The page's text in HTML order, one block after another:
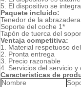
5. El dispositivo se
Paquete incluido:
Tenedor de la
Soporte del coche 1*
Tapón de tuerca del
Ventaja competitiva:
1. Material respetuoso
2. Pronta entrega
3. Precio razonable
4. Servicios del servicio
Características de
Nombre